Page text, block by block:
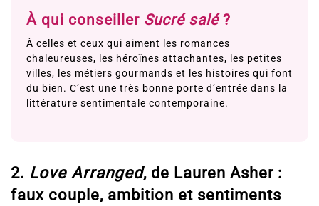
À qui conseiller Sucré salé?
À celles et ceux qui aiment les romances
chaleureuses, les héroïnes attachantes, les petites
villes, les métiers gourmands et les histoires qui font
du bien. C’est une très bonne porte d’entrée dans la
littérature sentimentale contemporaine.
2. Love Arranged, de Lauren Asher :
faux couple, ambition et sentiments